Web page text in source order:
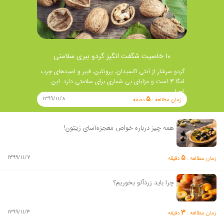
10 خاصیت شگفت انگیز گردو ببری سلامتی
گردو سرشار از آنتی اکسیدان، پروتئین، فیبر و اسیدهای چرب
امگا 3 است و مزایای بی شماری برای سلامتی دارد. این
آجیل …
زمان مطالعه : 5دقیقه 1399/11/8
همه چیز درباره خواص معجزه‌آسای زیتون!
زمان مطالعه : 5دقیقه 1399/11/7
چرا باید زردآلو بخوریم؟
زمان مطالعه : 3دقیقه 1399/11/4